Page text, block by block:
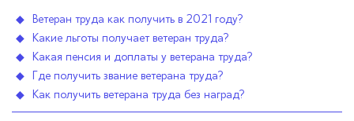
Как выбрать пансионат
Добавить пансионат
Отзывы
Ветеран труда как получить в 2021 году?
Какие льготы получает ветеран труда?
Какая пенсия и доплаты у ветерана труда?
Где получить звание ветерана труда?
Как получить ветерана труда без наград?